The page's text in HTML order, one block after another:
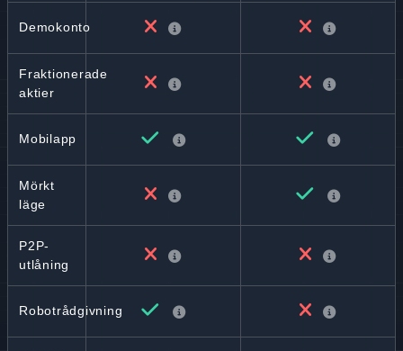
Demokonto
Fraktionerade
aktier
Mobilapp
Mörkt
läge
P2P-
utlåning
Robotrådgivning